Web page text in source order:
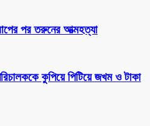
পর তরুনের আত্মহত্যা
কুপিয়ে পিটিয়ে জখম ও টাকা